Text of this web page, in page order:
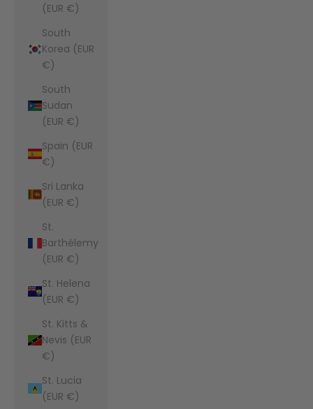
(EUR €)
South
Korea (EUR
€)
South
Sudan
(EUR €)
Spain (EUR
€)
Sri Lanka
(EUR €)
St.
Barthélemy
(EUR €)
St. Helena
(EUR €)
St. Kitts &
Nevis (EUR
€)
St. Lucia
(EUR €)